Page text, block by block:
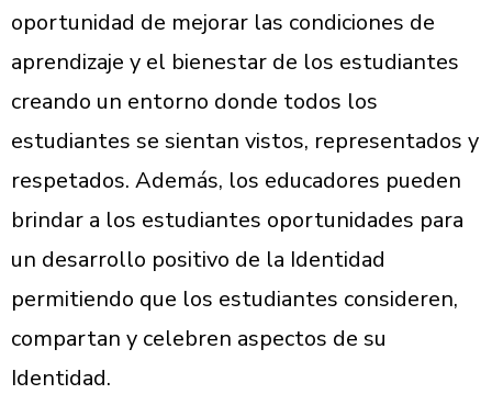
oportunidad de mejorar las condiciones de
aprendizaje y el bienestar de los estudiantes
creando un entorno donde todos los
estudiantes se sientan vistos, representados y
respetados. Además, los educadores pueden
brindar a los estudiantes oportunidades para
un desarrollo positivo de la Identidad
permitiendo que los estudiantes consideren,
compartan y celebren aspectos de su
Identidad.